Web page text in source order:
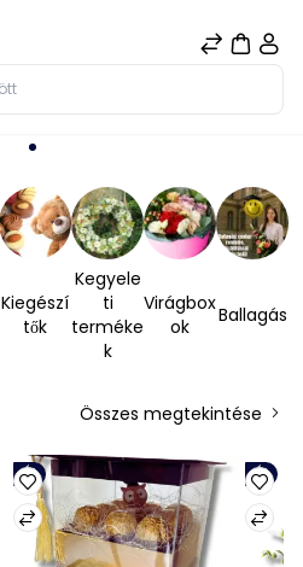
Kiegészí
tők
Kegyele
ti
terméke
k
Virágbox
ok
Ballagás
Összes megtekintése
Új Új